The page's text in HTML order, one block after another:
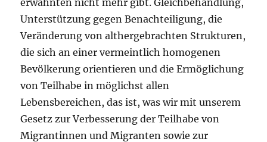
Unterstützung gegen Benachteiligung, die
Veränderung von althergebrachten Strukturen,
die sich an einer vermeintlich homogenen
Bevölkerung orientieren und die Ermöglichung
von Teilhabe in möglichst allen
Lebensbereichen, das ist, was wir mit unserem
Gesetz zur Verbesserung der Teilhabe von
Migrantinnen und Migranten sowie zur